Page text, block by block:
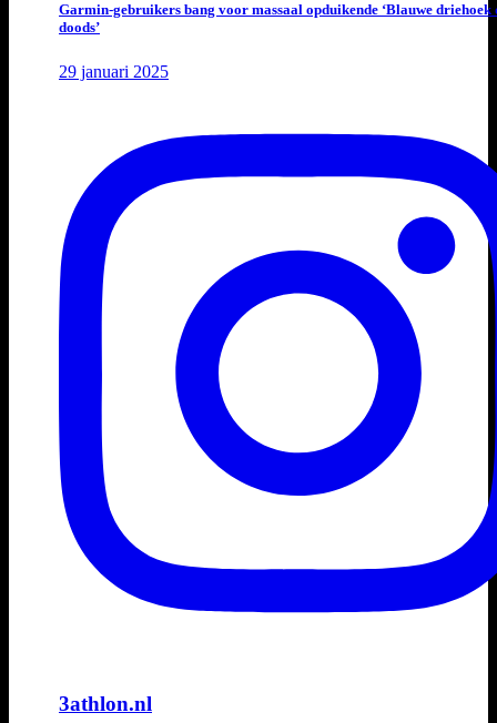
Garmin-gebruikers bang voor massaal opduikende ‘Blauwe driehoek
doods’
29 januari 2025
3athlon.nl